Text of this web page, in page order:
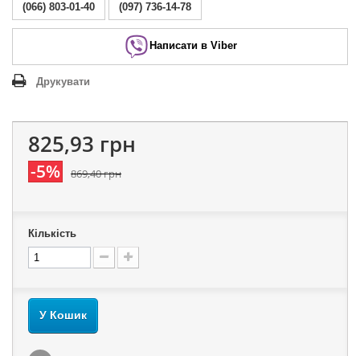
(066) 803-01-40 (097) 736-14-78
Написати в Viber
Друкувати
825,93 грн
-5% 869,40 грн
Кількість
У Кошик